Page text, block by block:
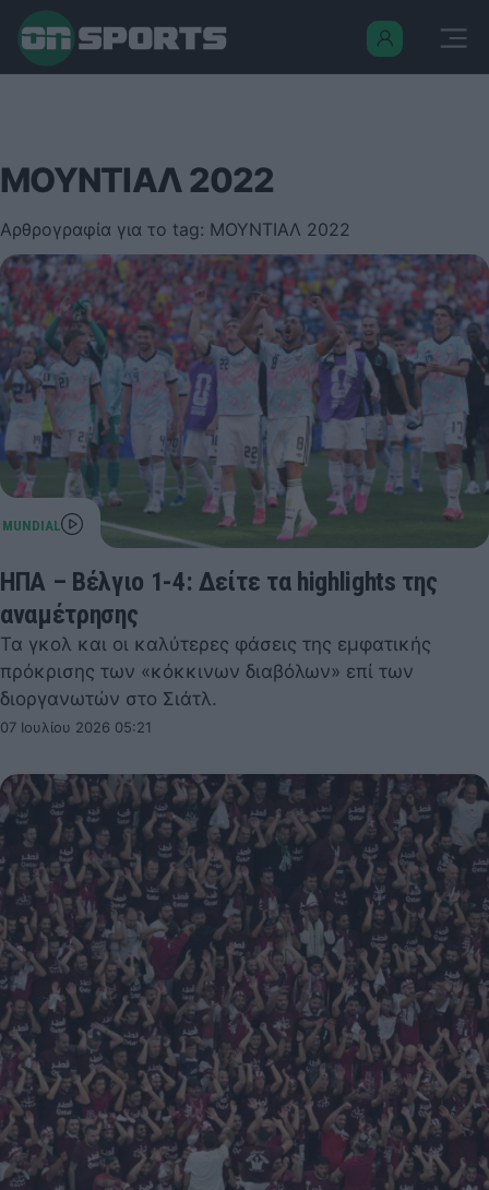
ΜΟΥΝΤΙΑΛ 2022
Αρθρογραφία για το tag: ΜΟΥΝΤΙΑΛ 2022
ΗΠΑ – Βέλγιο 1-4: Δείτε τα highlights της
αναμέτρησης
Τα γκολ και οι καλύτερες φάσεις της εμφατικής
πρόκρισης των «κόκκινων διαβόλων» επί των
διοργανωτών στο Σιάτλ.
07 Ιουλίου 2026 05:21